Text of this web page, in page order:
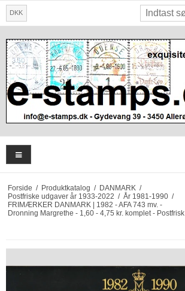
DKK
Forside / Produktkatalog / DANMARK /
Postfriske udgaver år 1933-2022 / År 1981-1990 /
FRIMÆRKER DANMARK | 1982 - AFA 743 mv. -
Dronning Margrethe - 1,60 - 4,75 kr. komplet - Postfrisk